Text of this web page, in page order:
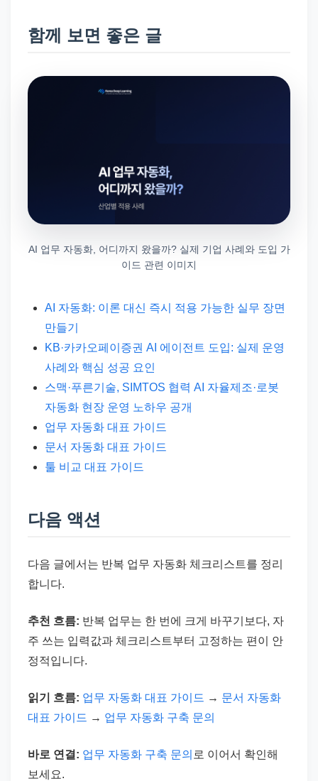
함께 보면 좋은 글
AI 업무 자동화, 어디까지 왔을까? 실제 기업 사례와 도입 가
이드 관련 이미지
AI 자동화: 이론 대신 즉시 적용 가능한 실무 장면
만들기
KB·카카오페이증권 AI 에이전트 도입: 실제 운영
사례와 핵심 성공 요인
스맥·푸른기술, SIMTOS 협력 AI 자율제조·로봇
자동화 현장 운영 노하우 공개
업무 자동화 대표 가이드
문서 자동화 대표 가이드
툴 비교 대표 가이드
다음 액션
다음 글에서는 반복 업무 자동화 체크리스트를 정리
합니다.
추천 흐름: 반복 업무는 한 번에 크게 바꾸기보다, 자
주 쓰는 입력값과 체크리스트부터 고정하는 편이 안
정적입니다.
읽기 흐름: 업무 자동화 대표 가이드 → 문서 자동화
대표 가이드 → 업무 자동화 구축 문의
바로 연결: 업무 자동화 구축 문의 로 이어서 확인해
보세요.